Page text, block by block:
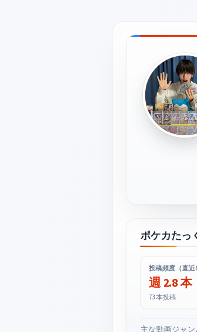
ポケカたっ
投稿頻度（直近
週 2.8 本
73 本投稿
主な動画ジャン